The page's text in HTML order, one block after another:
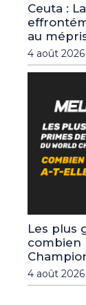
Ceuta :
au
4 août 2026
Les plus
combien
4 août 2026